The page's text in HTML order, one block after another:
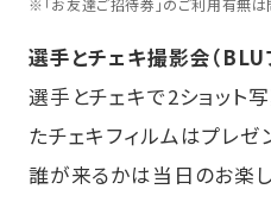
選手とチェキ撮影会（
選手とチェキで2ショット
たチェキフィルムはプレゼ
誰が来るかは当日のお楽